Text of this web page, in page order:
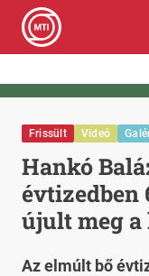
Frissült Videó
Hankó
újult meg
Az elmúlt bő